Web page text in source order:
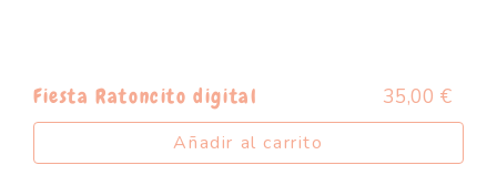
Fiesta Ratoncito digital 35,00€
Añadir al carrito